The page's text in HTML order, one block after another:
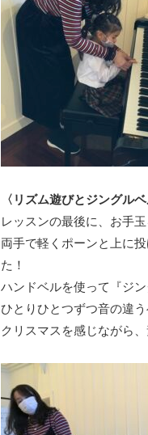
〈リズム遊びとジングルベ
レッスンの最後に、お手
両手で軽くポーンと上に
た！
ハンドベルを使って『ジ
ひとりひとつずつ音の違
クリスマスを感じながら